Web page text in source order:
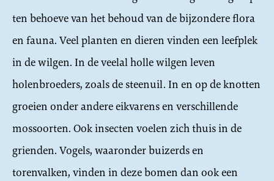
ten behoeve van het behoud van de bijzondere flora
en fauna. Veel planten en dieren vinden een leefplek
in de wilgen. In de veelal holle wilgen leven
holenbroeders, zoals de steenuil. In en op de knotten
groeien onder andere eikvarens en verschillende
mossoorten. Ook insecten voelen zich thuis in de
grienden. Vogels, waaronder buizerds en
torenvalken, vinden in deze bomen dan ook een